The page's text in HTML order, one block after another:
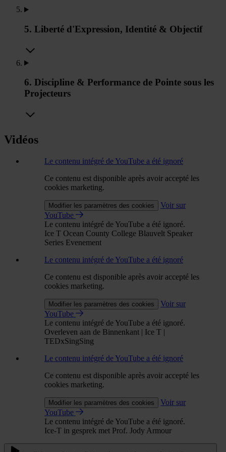
5. Liberté d'Expression, Identité & Objectif
6. Discipline & Performance de Pointe sous les
Projecteurs
Vidéos
Le contenu intégré de YouTube a été ignoré
Ce contenu est disponible après avoir accepté les
cookies marketing.
Modifier les paramètres des cookies
Voir sur
YouTube
Le contenu intégré de YouTube a été ignoré.
Ice T Ocean County College Blauvelt Speaker
Series Evenement
Le contenu intégré de YouTube a été ignoré
Ce contenu est disponible après avoir accepté les
cookies marketing.
Modifier les paramètres des cookies
Voir sur
YouTube
Le contenu intégré de YouTube a été ignoré.
Overleven aan de Binnenkant | Ice T |
TEDxSingSing
Le contenu intégré de YouTube a été ignoré
Ce contenu est disponible après avoir accepté les
cookies marketing.
Modifier les paramètres des cookies
Voir sur
YouTube
Le contenu intégré de YouTube a été ignoré.
Ice-T in gesprek met Prof. Jody Armour